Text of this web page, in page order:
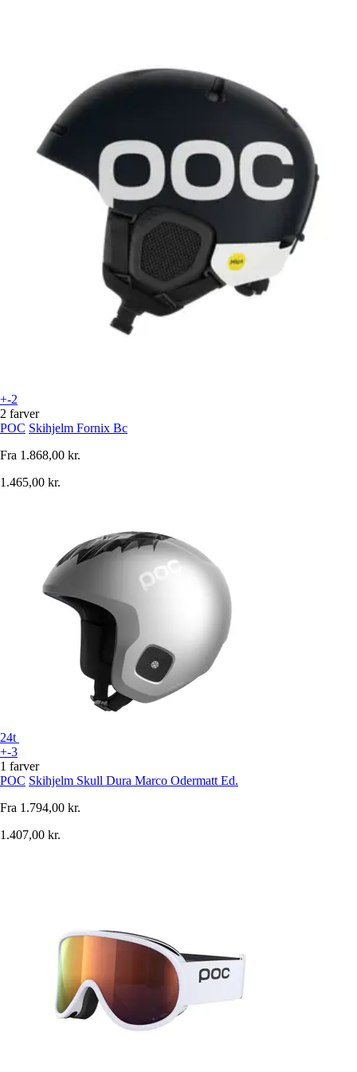
+-2
2 farver
POC Skihjelm Fornix Bc
Fra 1.868,00 kr.
1.465,00 kr.
24t
+-3
1 farver
POC Skihjelm Skull Dura Marco Odermatt Ed.
Fra 1.794,00 kr.
1.407,00 kr.